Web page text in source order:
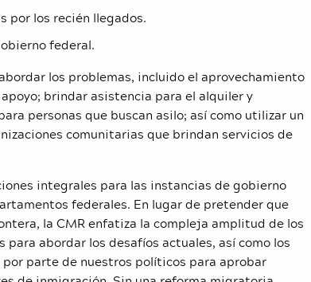
por los recién llegados.
federal.
los problemas, incluido el aprovechamiento
brindar asistencia para el alquiler y
personas que buscan asilo; así como utilizar un
comunitarias que brindan servicios de
integrales para las instancias de gobierno
federales. En lugar de pretender que
la CMR enfatiza la compleja amplitud de los
abordar los desafíos actuales, así como los
parte de nuestros políticos para aprobar